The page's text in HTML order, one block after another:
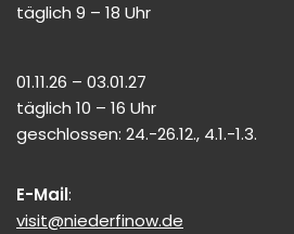
täglich 9 – 18 Uhr
01.11.26 – 03.01.27
täglich 10 – 16 Uhr
geschlossen: 24.-26.12., 4.1.-1.3.
E-Mail:
visit@niederfinow.de